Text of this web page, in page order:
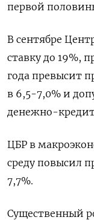
первой
В сентябре
ставку до 19%,
года превысит
в 6,5-7,0% и
денежно-
ЦБР в
среду повысил
7,7%.
Существенный